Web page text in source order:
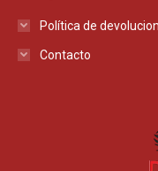
Política de
Contacto